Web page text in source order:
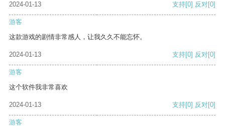
2024-01-13 支持[0] 反对[0]
游客
这款游戏的剧情非常感人，让我久久不能忘怀。
2024-01-13 支持[0] 反对[0]
游客
这个软件我非常喜欢
2024-01-13 支持[0] 反对[0]
游客